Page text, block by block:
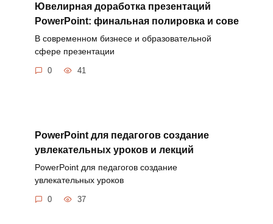
Ювелирная доработка презентаций
PowerPoint: финальная полировка и сове
В современном бизнесе и образовательной
сфере презентации
0 41
PowerPoint для педагогов создание
увлекательных уроков и лекций
PowerPoint для педагогов создание
увлекательных уроков
0 37